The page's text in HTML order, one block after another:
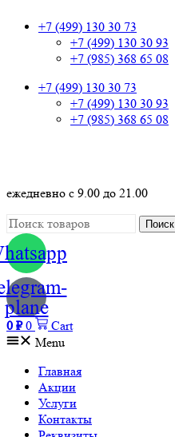
+7 (499) 130 30 73
+7 (499) 130 30 93
+7 (985) 368 65 08
+7 (499) 130 30 73
+7 (499) 130 30 93
+7 (985) 368 65 08
ежедневно с 9.00 до 21.00
Поиск
plane
0 ₽ 0
Cart
Menu
Главная
Акции
Услуги
Контакты